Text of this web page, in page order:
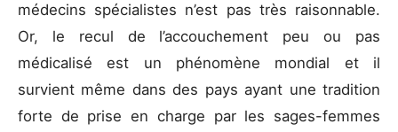
médecins spécialistes n’est pas très raisonnable.
Or, le recul de l’accouchement peu ou pas
médicalisé est un phénomène mondial et il
survient même dans des pays ayant une tradition
forte de prise en charge par les sages-femmes